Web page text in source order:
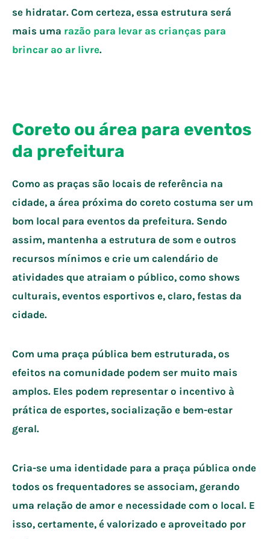
se hidratar. Com certeza, essa estrutura será
mais uma razão para levar as crianças para
brincar ao ar livre.
Coreto ou área para eventos
da prefeitura
Como as praças são locais de referência na
cidade, a área próxima do coreto costuma ser um
bom local para eventos da prefeitura. Sendo
assim, mantenha a estrutura de som e outros
recursos mínimos e crie um calendário de
atividades que atraiam o público, como shows
culturais, eventos esportivos e, claro, festas da
cidade.
Com uma praça pública bem estruturada, os
efeitos na comunidade podem ser muito mais
amplos. Eles podem representar o incentivo à
prática de esportes, socialização e bem-estar
geral.
Cria-se uma identidade para a praça pública onde
todos os frequentadores se associam, gerando
uma relação de amor e necessidade com o local. E
isso, certamente, é valorizado e aproveitado por